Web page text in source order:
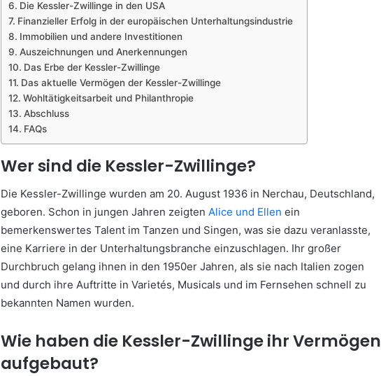
Die Kessler-Zwillinge in den USA
Finanzieller Erfolg in der europäischen Unterhaltungsindustrie
Immobilien und andere Investitionen
Auszeichnungen und Anerkennungen
Das Erbe der Kessler-Zwillinge
Das aktuelle Vermögen der Kessler-Zwillinge
Wohltätigkeitsarbeit und Philanthropie
Abschluss
FAQs
Wer sind die Kessler-Zwillinge?
Die Kessler-Zwillinge wurden am 20. August 1936 in Nerchau, Deutschland,
geboren. Schon in jungen Jahren zeigten Alice und Ellen ein
bemerkenswertes Talent im Tanzen und Singen, was sie dazu veranlasste,
eine Karriere in der Unterhaltungsbranche einzuschlagen. Ihr großer
Durchbruch gelang ihnen in den 1950er Jahren, als sie nach Italien zogen
und durch ihre Auftritte in Varietés, Musicals und im Fernsehen schnell zu
bekannten Namen wurden.
Wie haben die Kessler-Zwillinge ihr Vermögen
aufgebaut?